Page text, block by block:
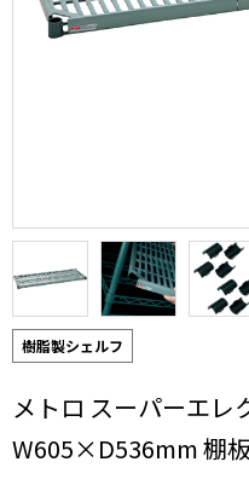
樹脂製シェルフ
メトロ スーパーエレ
W605×D536mm 棚板